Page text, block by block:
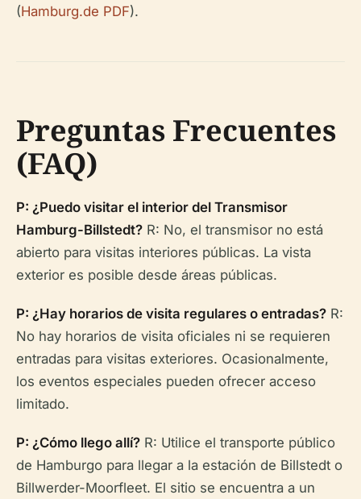
(Hamburg.de PDF).
Preguntas Frecuentes
(FAQ)
P: ¿Puedo visitar el interior del Transmisor
Hamburg-Billstedt? R: No, el transmisor no está
abierto para visitas interiores públicas. La vista
exterior es posible desde áreas públicas.
P: ¿Hay horarios de visita regulares o entradas? R:
No hay horarios de visita oficiales ni se requieren
entradas para visitas exteriores. Ocasionalmente,
los eventos especiales pueden ofrecer acceso
limitado.
P: ¿Cómo llego allí? R: Utilice el transporte público
de Hamburgo para llegar a la estación de Billstedt o
Billwerder-Moorfleet. El sitio se encuentra a un